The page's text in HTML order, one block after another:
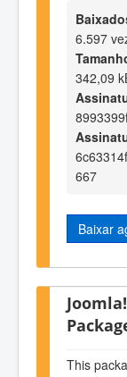
6.597
342,09
667
Baixar
This